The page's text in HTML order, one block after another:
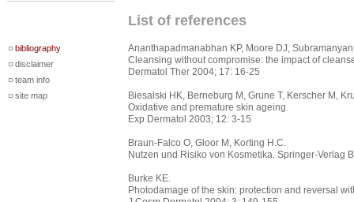
bibliography
disclaimer
team info
site map
List of references
Ananthapadmanabhan KP, Moore DJ,
Cleansing without compromise: the impact of
Dermatol Ther 2004; 17: 16-25
Biesalski HK, Berneburg M, Grune T, Kerscher M,
Oxidative and premature skin ageing.
Exp Dermatol 2003; 12: 3-15
Braun-Falco O, Gloor M, Korting H.C.
Nutzen und Risiko von Kosmetika. Springer-Verlag
Burke KE.
Photodamage of the skin: protection and reversal